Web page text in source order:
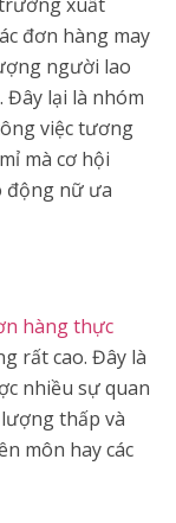
đơn hàng may
người lao
Đây lại là nhóm
việc tương
mà cơ hội
động nữ ưa
hàng thực
rất cao. Đây là
nhiều sự quan
thấp và
môn hay các